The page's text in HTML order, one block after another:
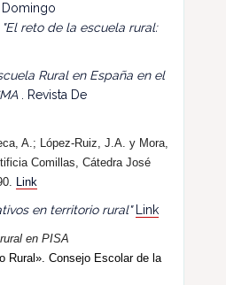
Domingo
"El reto de la escuela rural:
Rural en España en el
. Revista De
A.; López-Ruiz, J.A. y Mora,
Comillas, Cátedra José
Link
en territorio rural"
Link
en PISA
Rural». Consejo Escolar de la